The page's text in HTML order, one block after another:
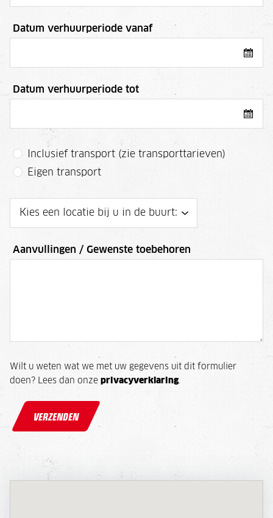
Datum verhuurperiode vanaf
Datum verhuurperiode tot
Inclusief transport (zie transporttarieven)
Eigen transport
Aanvullingen / Gewenste toebehoren
Wilt u weten wat we met uw gegevens uit dit formulier
doen? Lees dan onze privacyverklaring.
VERZENDEN